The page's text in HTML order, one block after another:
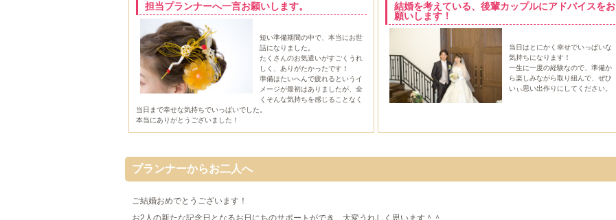
担当プランナーへ一言お願いします。
短い準備期間の中で、本当にお世
話になりました。
た くさんのお気遣いがすごくうれ
しく、ありがたかったです！
準備はたいへんで疲れるというイ
メージが最初はありましたが、全
くそんな気持ちを感じることなく
当日まで幸せな気持ちでいっぱいでした。
本当にありがとうございました！
結婚を考えている、後輩カップルにアドバイスをお
願いします！
当日はとにかく幸せでいっぱいな
気持ちになります！
一生に一度の経験なので、準備か
ら楽しみながら取り組んで、ぜひ
いぃ思い出作りにしてください。
プランナーからお二人へ
ご結婚おめでとうございます！
お2人の新たな記念日となるお日にちのサポートができ、大変うれしく思います＾＾